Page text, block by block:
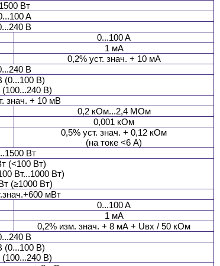
1500 Вт
A
В
0...100 A
1 мA
0,2% уст. знач. + 10 мА
В
(0...100 В)
В)
знач. + 10 мВ
0,2 кОм...2,4 МОм
0,001 кОм
0,5% уст. знач. + 0,12 кОм
(на токе <6 А)
Вт
(<100 Вт)
Вт...1000 Вт)
(≥1000 Вт)
мВт
0...100 A
1 мA
0,2% изм. знач. + 8 мА + Uвх / 50 кОм
В
(0...100 В)
В)